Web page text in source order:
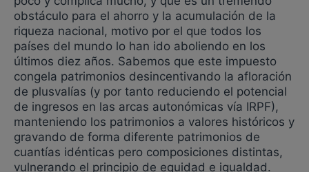
obstáculo para el ahorro y la acumulación de la
riqueza nacional, motivo por el que todos los
países del mundo lo han ido aboliendo en los
últimos diez años. Sabemos que este impuesto
congela patrimonios desincentivando la afloración
de plusvalías (y por tanto reduciendo el potencial
de ingresos en las arcas autonómicas vía IRPF),
manteniendo los patrimonios a valores históricos y
gravando de forma diferente patrimonios de
cuantías idénticas pero composiciones distintas,
vulnerando el principio de equidad e igualdad.